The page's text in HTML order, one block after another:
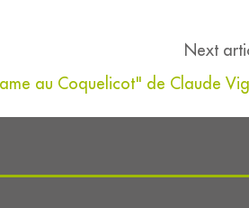
Next
au Coquelicot" de Claude